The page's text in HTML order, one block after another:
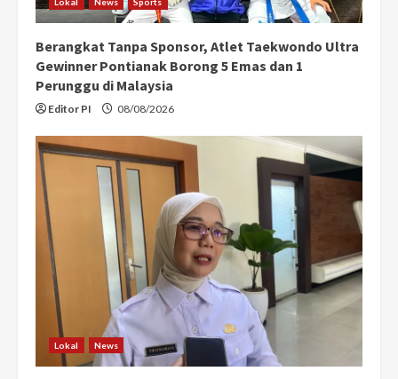
Berangkat Tanpa Sponsor, Atlet Taekwondo Ultra
Gewinner Pontianak Borong 5 Emas dan 1
Perunggu di Malaysia
Editor PI 08/08/2026
Lokal News